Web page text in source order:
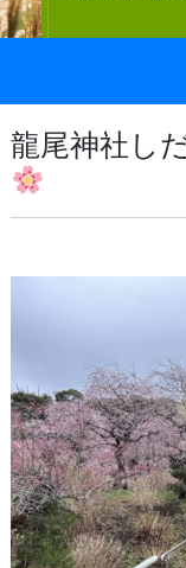
龍尾神社し